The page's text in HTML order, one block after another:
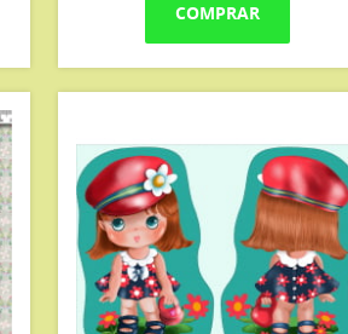
COMPRAR